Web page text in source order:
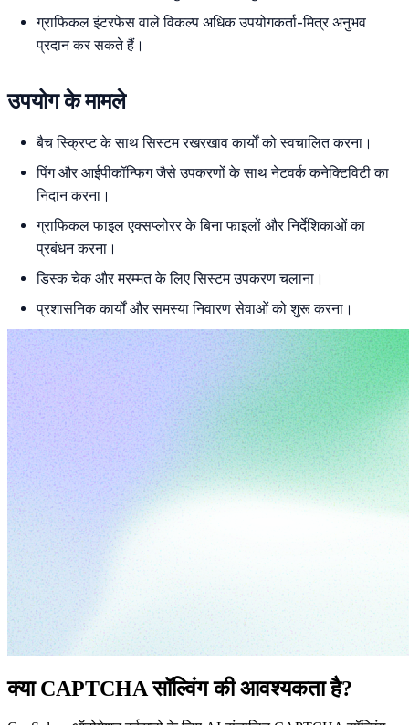
ग्राफिकल इंटरफेस वाले विकल्प अधिक उपयोगकर्ता-मित्र अनुभव
प्रदान कर सकते हैं।
उपयोग के मामले
बैच स्क्रिप्ट के साथ सिस्टम रखरखाव कार्यों को स्वचालित करना।
पिंग और आईपीकॉन्फिग जैसे उपकरणों के साथ नेटवर्क कनेक्टिविटी का
निदान करना।
ग्राफिकल फाइल एक्सप्लोरर के बिना फाइलों और निर्देशिकाओं का
प्रबंधन करना।
डिस्क चेक और मरम्मत के लिए सिस्टम उपकरण चलाना।
प्रशासनिक कार्यों और समस्या निवारण सेवाओं को शुरू करना।
क्या CAPTCHA सॉल्विंग की आवश्यकता है?